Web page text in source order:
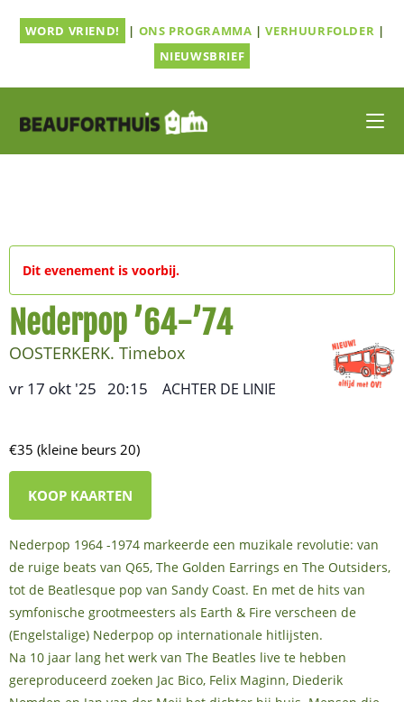
naarWORD VRIEND! | ONS PROGRAMMA |VERHUURFOLDER |
NIEUWSBRIEF
Dit evenement is voorbij.
Nederpop ’64-’74
OOSTERKERK. Timebox
vr 17 okt '25 20:15
€35 (kleine beurs 20)
KOOP KAARTEN
Nederpop 1964 -1974 markeerde een muzikale revolutie: van
de ruige beats van Q65, The Golden Earrings en The Outsiders,
tot de Beatlesque pop van Sandy Coast. En met de hits van
symfonische grootmeesters als Earth & Fire verscheen de
(Engelstalige) Nederpop op internationale hitlijsten.
Na 10 jaar lang het werk van The Beatles live te hebben
gereproduceerd zoeken Jac Bico, Felix Maginn, Diederik